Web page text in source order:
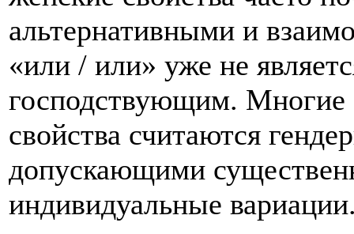
альтернативными и
«или / или» уже не
господствующим. Многие
свойства считаются
допускающими
индивидуальные